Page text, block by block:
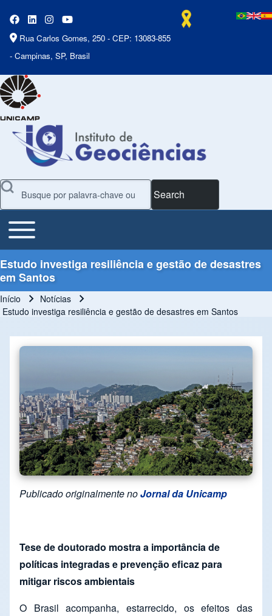
Rua Carlos Gomes, 250 - CEP: 13083-855
- Campinas, SP, Brasil
Search
Main Menu
Toggle main menu
Estudo investiga resiliência e gestão de desastres
em Santos
Trilha de navegação
Início
Notícias
Estudo investiga resiliência e gestão de desastres em Santos
Publicado originalmente noJornal da Unicamp
Tese de doutorado mostra a importância de
políticas integradas e prevenção eficaz para
mitigar riscos ambientais
O Brasil acompanha, estarrecido, os efeitos das